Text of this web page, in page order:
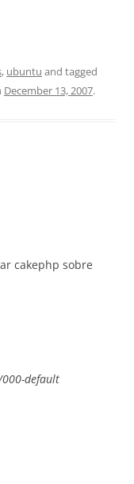
, ubuntu and tagged
December 13, 2007.
cakephp sobre
default